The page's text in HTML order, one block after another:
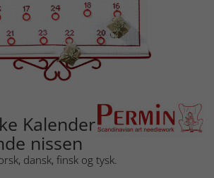
Kalender
nissen
dansk, finsk og tysk.